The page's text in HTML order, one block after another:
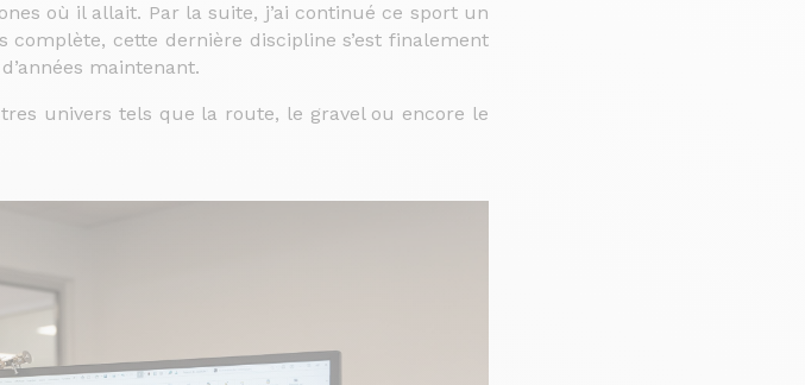
où il allait. Par la suite, j’ai continué ce sport un
cette dernière discipline s’est finalement
maintenant.
univers tels que la route, le gravel ou encore le